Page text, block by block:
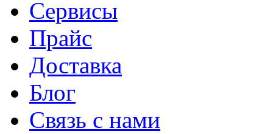
Сервисы
Прайс
Доставка
Блог
Связь с нами